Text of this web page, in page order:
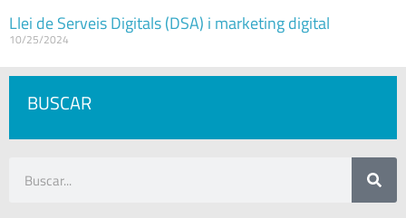
Llei de Serveis Digitals (DSA) i marketing digital
10/25/2024
BUSCAR